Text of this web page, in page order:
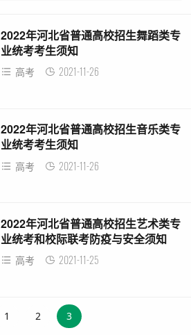
2022年河北省普通高校招生舞蹈类专
业统考考生须知
高考 2021-11-26
2022年河北省普通高校招生音乐类专
业统考考生须知
高考 2021-11-26
2022年河北省普通高校招生艺术类专
业统考和校际联考防疫与安全须知
高考 2021-11-25
1 2 3